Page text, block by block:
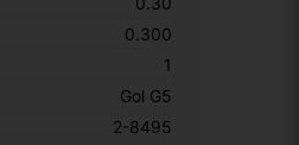
0.300
1
Gol G5
2-8495